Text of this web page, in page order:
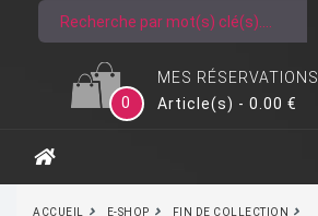
MES RÉSERVATIONS
0
Article(s) - 0.00 €
ACCUEIL E-SHOP
FIN DE COLLECTION